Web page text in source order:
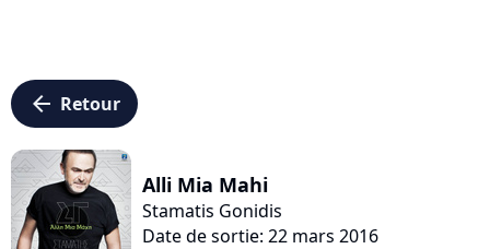
arrow_left Retour
Alli Mia Mahi
Stamatis Gonidis
Date de sortie: 22 mars 2016